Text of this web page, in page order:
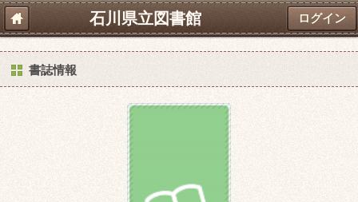
石川県立図書館 ログイン
書誌情報